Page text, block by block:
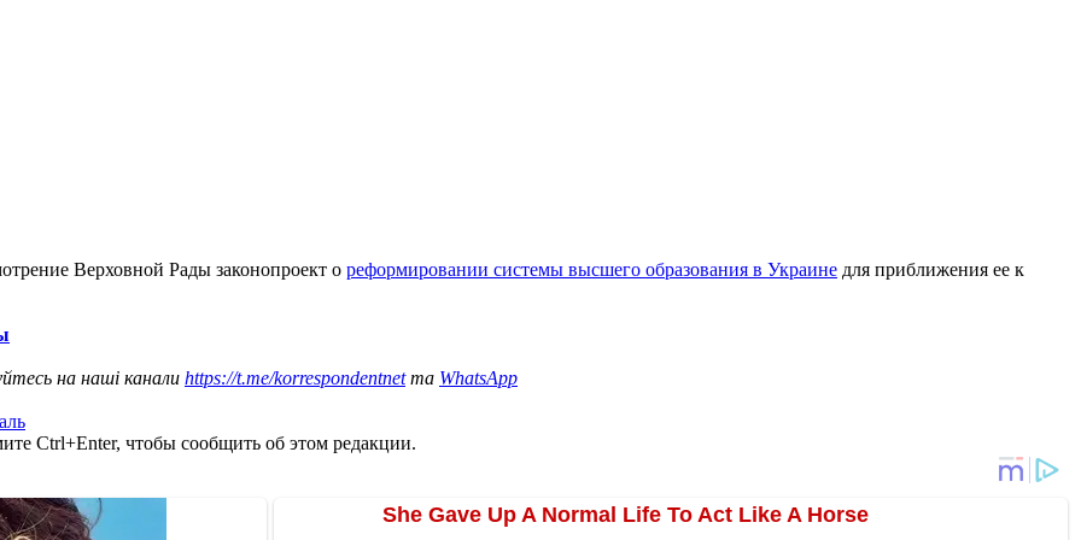
Верховной Рады законопроект о реформировании системы высшего образования в Украине для приближения ее к
на наші канали https://t.me/korrespondentnetта WhatsApp
Ctrl+Enter, чтобы сообщить об этом редакции.